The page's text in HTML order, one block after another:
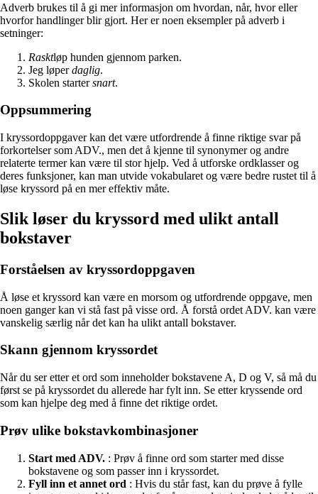
Adverb brukes til å gi mer informasjon om hvordan, når, hvor eller
hvorfor handlinger blir gjort. Her er noen eksempler på adverb i
setninger:
Rasktløp hunden gjennom parken.
Jeg løperdaglig.
Skolen startersnart.
Oppsummering
I kryssordoppgaver kan det være utfordrende å finne riktige svar på
forkortelser som ADV., men det å kjenne til synonymer og andre
relaterte termer kan være til stor hjelp. Ved å utforske ordklasser og
deres funksjoner, kan man utvide vokabularet og være bedre rustet til å
løse kryssord på en mer effektiv måte.
Slik løser du kryssord med ulikt antall
bokstaver
Forståelsen av kryssordoppgaven
Å løse et kryssord kan være en morsom og utfordrende oppgave, men
noen ganger kan vi stå fast på visse ord. Å forstå ordet ADV. kan være
vanskelig særlig når det kan ha ulikt antall bokstaver.
Skann gjennom kryssordet
Når du ser etter et ord som inneholder bokstavene A, D og V, så må du
først se på kryssordet du allerede har fylt inn. Se etter kryssende ord
som kan hjelpe deg med å finne det riktige ordet.
Prøv ulike bokstavkombinasjoner
Start med ADV. : Prøv å finne ord som starter med disse
bokstavene og som passer inn i kryssordet.
Fyll inn et annet ord : Hvis du står fast, kan du prøve å fylle